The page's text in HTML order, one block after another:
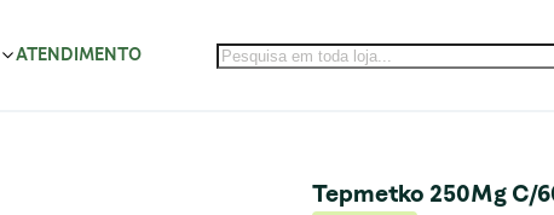
ATENDIMENTO
Tepmetko 250Mg C/